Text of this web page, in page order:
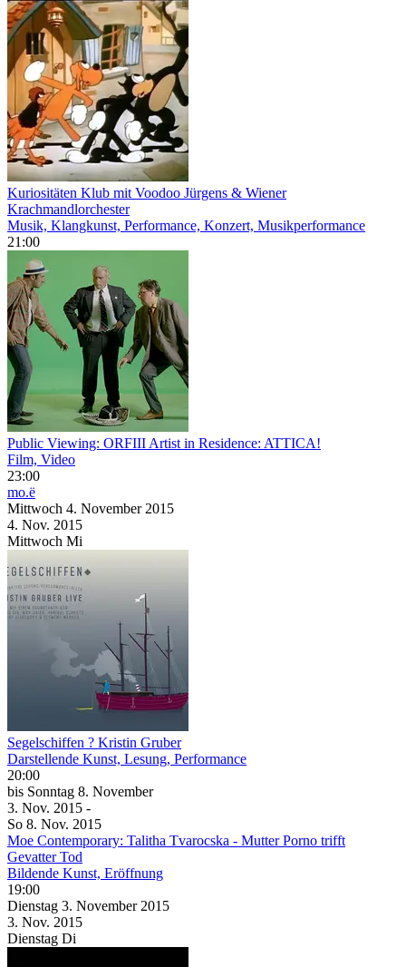
Kuriositäten Klub mit Voodoo Jürgens & Wiener
Krachmandlorchester
Musik, Klangkunst, Performance, Konzert, Musikperformance
21:00
Public Viewing: ORFIII Artist in Residence: ATTICA!
Film, Video
23:00
mo.ë
Mittwoch 4. November 2015
4. Nov. 2015
Mittwoch Mi
Segelschiffen ? Kristin Gruber
Darstellende Kunst, Lesung, Performance
20:00
bis Sonntag 8. November
3. Nov. 2015 -
So 8. Nov. 2015
Moe Contemporary: Talitha Tvarocska - Mutter Porno trifft
Gevatter Tod
Bildende Kunst, Eröffnung
19:00
Dienstag 3. November 2015
3. Nov. 2015
Dienstag Di